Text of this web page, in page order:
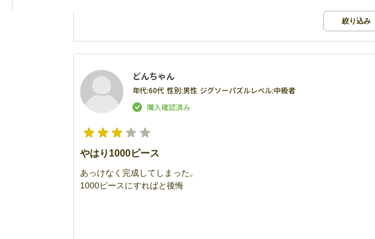
絞り込み
どんちゃん
年代:60代 性別:男性 ジグソーパズルレベル:中級者
やはり1000ピース
あっけなく完成してしまった。
1000ピースにすればと後悔